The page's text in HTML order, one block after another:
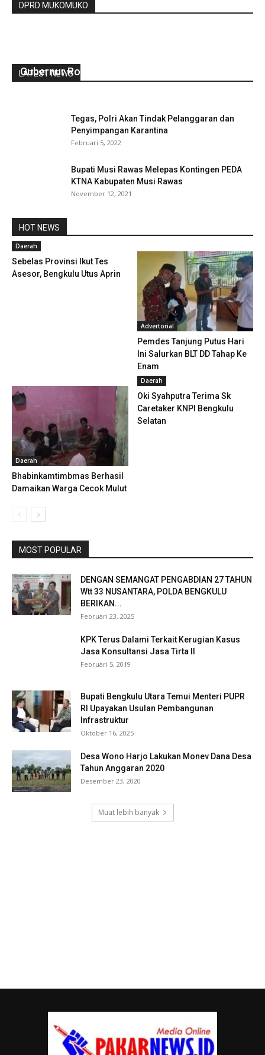
DPRD MUKOMUKO
LATEST NEWS
Gubernur Rohidin Pesankan Ini
-
Tegas, Polri Akan Tindak Pelanggaran dan
Penyimpangan Karantina
Februari 5, 2022
Bupati Musi Rawas Melepas Kontingen PEDA
KTNA Kabupaten Musi Rawas
November 12, 2021
HOT NEWS
Daerah
Sebelas Provinsi Ikut Tes
Asesor, Bengkulu Utus Aprin
Advertorial
Pemdes Tanjung Putus Hari
Ini Salurkan BLT DD Tahap Ke
Enam
Daerah
Bhabinkamtimbmas Berhasil
Damaikan Warga Cecok Mulut
Daerah
Oki Syahputra Terima Sk
Caretaker KNPI Bengkulu
Selatan
MOST POPULAR
DENGAN SEMANGAT PENGABDIAN 27 TAHUN
Wtt 33 NUSANTARA, POLDA BENGKULU
BERIKAN...
Februari 23, 2025
KPK Terus Dalami Terkait Kerugian Kasus
Jasa Konsultansi Jasa Tirta II
Februari 5, 2019
Bupati Bengkulu Utara Temui Menteri PUPR
RI Upayakan Usulan Pembangunan
Infrastruktur
Oktober 16, 2025
Desa Wono Harjo Lakukan Monev Dana Desa
Tahun Anggaran 2020
Desember 23, 2020
Muat lebih banyak